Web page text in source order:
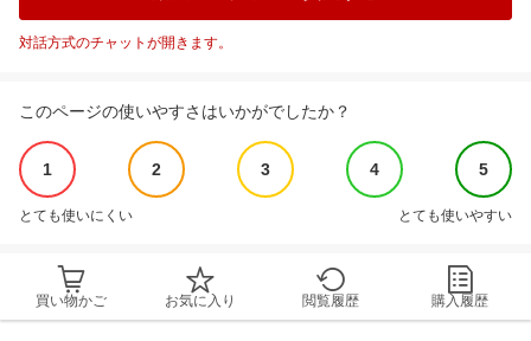
対話方式のチャットが開きます。
このページの使いやすさはいかがでしたか？
1 2 3 4 5
とても使いにくい とても使いやすい
買い物かご お気に入り 閲覧履歴 購入履歴